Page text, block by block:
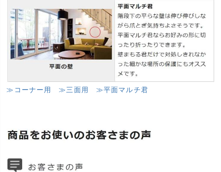
≫コーナー用 ≫三面用 ≫平面マルチ君